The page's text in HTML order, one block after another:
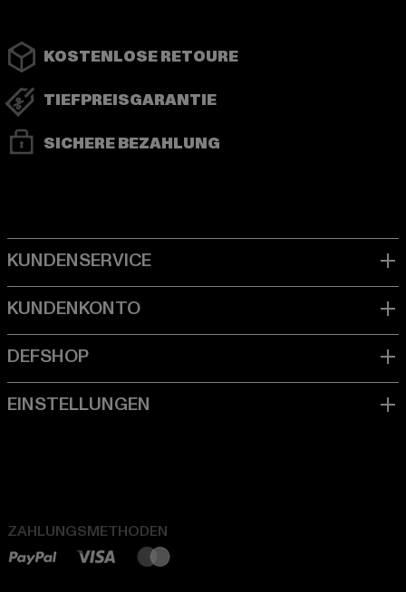
KOSTENLOSE RETOURE
TIEFPREISGARANTIE
SICHERE BEZAHLUNG
ZAHLUNGSMETHODEN